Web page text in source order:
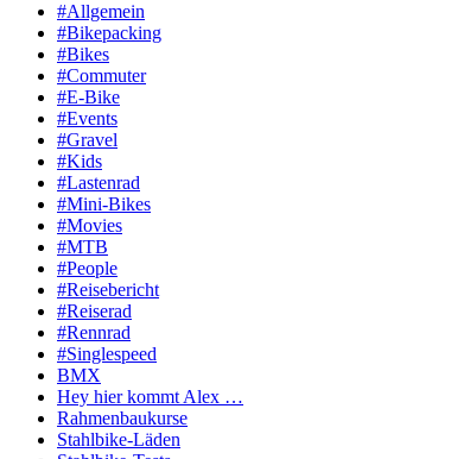
#Allgemein
#Bikepacking
#Bikes
#Commuter
#E-Bike
#Events
#Gravel
#Kids
#Lastenrad
#Mini-Bikes
#Movies
#MTB
#People
#Reisebericht
#Reiserad
#Rennrad
#Singlespeed
BMX
Hey hier kommt Alex …
Rahmenbaukurse
Stahlbike-Läden